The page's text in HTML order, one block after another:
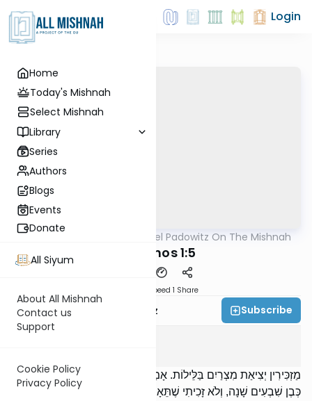
Home
Today's Mishnah
Select Mishnah
Library
Series
Authors
Blogs
Events
Donate
All Siyum
About All Mishnah
Contact us
Support
Cookie Policy
Privacy Policy
Login
Rabbi Joel Padowitz On The Mishnah
Berachos 1:5
Speed 1 Share
Rabbi Joel Padowitz Subscribe
מַזְכִּירִין יְצִיאַת מִצְרַיִם בַּלֵּילוֹת. אָמַר רַבִּי אֶלְעָזָר בֶּן עֲזַרְיָה: הֲרֵי אֲנִי
כְּבֶן שִׁבְעִים שָׁנָה, וְלֹא זָכִיתִי שֶׁתֵּאָמֵר יְצִיאַת מִצְרַיִם בַּלֵּילוֹת, עַד